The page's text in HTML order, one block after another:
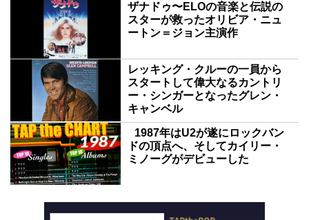
ザナドゥ〜ELOの音楽と伝説の
スターが救ったオリビア・ニュ
ートン＝ジョン主演作
レッキング・クルーの一員から
スタートして偉大なるカントリ
ー・シンガーとなったグレン・
キャンベル
1987年はU2が遂にロックバン
ドの頂点へ、そしてカイリー・
ミノーグがデビューした